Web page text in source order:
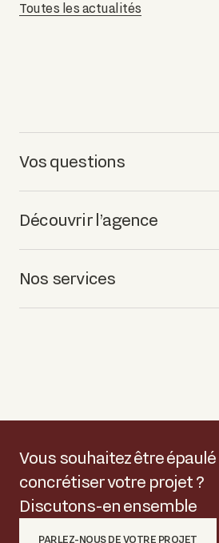
Toutes les actualités
Vos questions
Découvrir l’agence
Nos services
Vous souhaitez être
concrétiser votre projet ?
Discutons-en ensemble
PARLEZ-NOUS DE VOTRE PROJET